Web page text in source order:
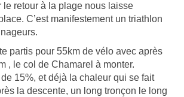
le retour à la plage nous laisse
C’est manifestement un triathlon
partis pour 55km de vélo avec après
, le col de Chamarel à monter.
15%, et déjà la chaleur qui se fait
la descente, un long tronçon le long